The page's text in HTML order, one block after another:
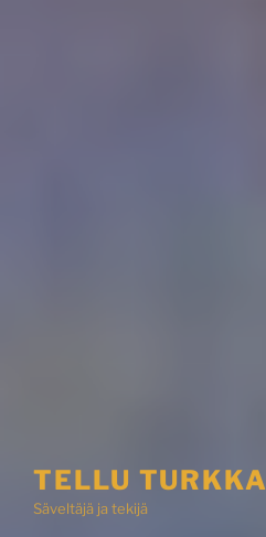
TELLU TURKKA
Säveltäjä ja tekijä